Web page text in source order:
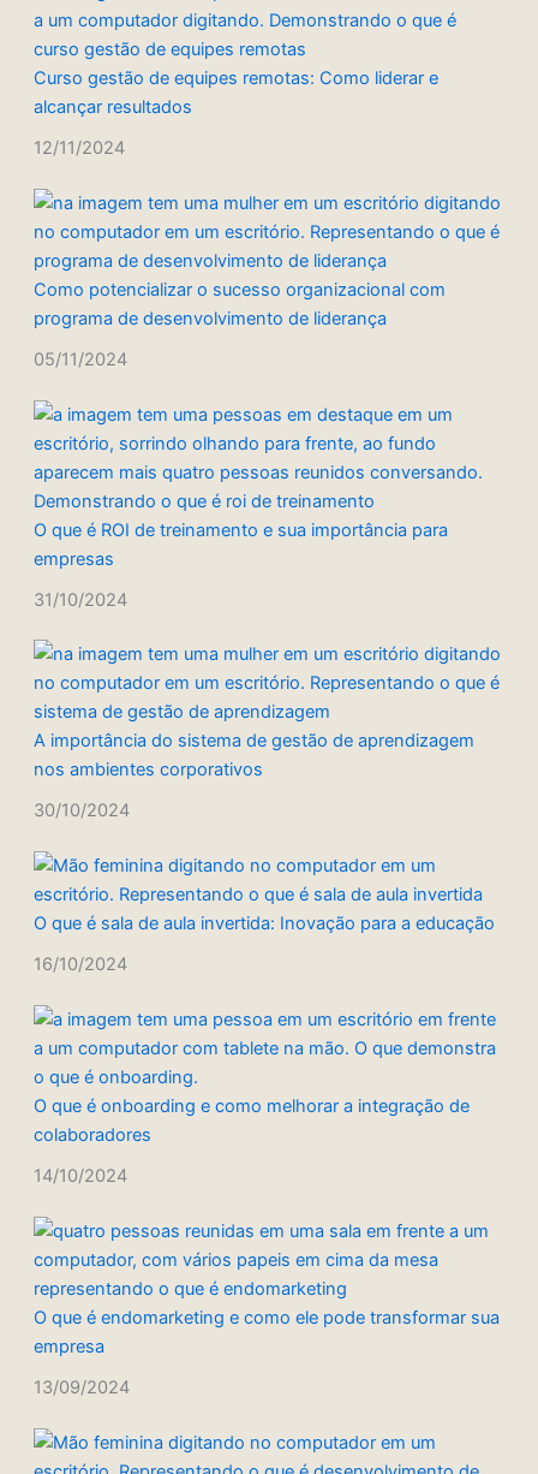
Curso gestão de equipes remotas: Como liderar e
alcançar resultados
12/11/2024
Como potencializar o sucesso organizacional com
programa de desenvolvimento de liderança
05/11/2024
O que é ROI de treinamento e sua importância para
empresas
31/10/2024
A importância do sistema de gestão de aprendizagem
nos ambientes corporativos
30/10/2024
O que é sala de aula invertida: Inovação para a educação
16/10/2024
O que é onboarding e como melhorar a integração de
colaboradores
14/10/2024
O que é endomarketing e como ele pode transformar sua
empresa
13/09/2024